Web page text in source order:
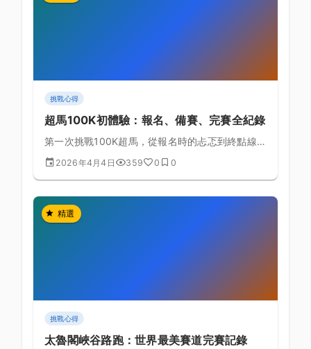
挑戰心得
超馬100K初體驗：報名、備賽、完賽全紀錄
第一次挑戰100K超馬，從報名時的忐忑到終點線前
的熱淚盈眶，完整記錄一位普通跑者如何完成這項
極限超馬挑戰。
2026年4月4日 359 0 0
精選
挑戰心得
太魯閣峽谷路跑：世界最美賽道完賽記錄